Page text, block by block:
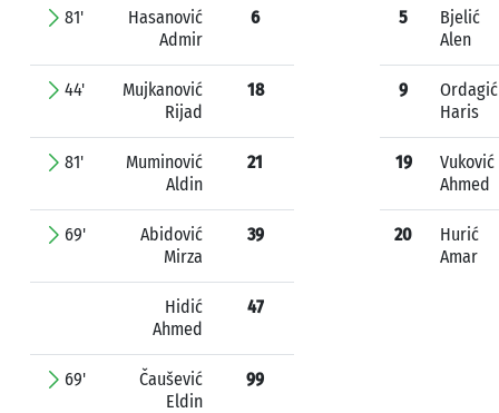
81'
Hasanović
Admir
6
44'
Mujkanović
Rijad
18
81'
Muminović
Aldin
21
69'
Abidović
Mirza
39
Hidić
Ahmed
47
69'
Čaušević
Eldin
99
5
Bjelić
Alen
9
Ordagić
Haris
19
Vuković
Ahmed
20
Hurić
Amar